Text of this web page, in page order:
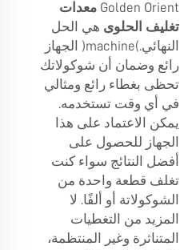
Golden Orient معدات
تغليف الحلوى هي الحل
النهائي.(machine) الجهاز
رائع وضمان أن شوكولاتك
تحظى بغطاء رائع ومثالي
في أي وقت تستخدمه.
يمكن الاعتماد على هذا
الجهاز للحصول على
أفضل النتائج سواء كنت
تغلف قطعة واحدة من
الشوكولاتة أو ألفًا. لا
المزيد من التغطيات
المتناثرة وغير المنتظمة،